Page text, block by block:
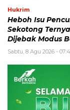
Hukrim
Heboh Isu
Sekotong
Dijebak Modus
Sabtu, 8 Agu 2026 -